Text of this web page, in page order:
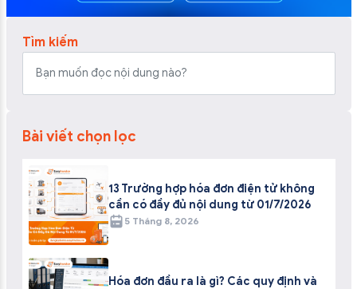
Tìm kiếm
Bài viết chọn lọc
13 Trường hợp hóa đơn điện tử không
cần có đầy đủ nội dung từ 01/7/2026
5 Tháng 8, 2026
Hóa đơn đầu ra là gì? Các quy định và